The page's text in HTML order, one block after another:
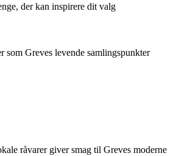
der kan inspirere dit valg
som Greves levende samlingspunkter
råvarer giver smag til Greves moderne